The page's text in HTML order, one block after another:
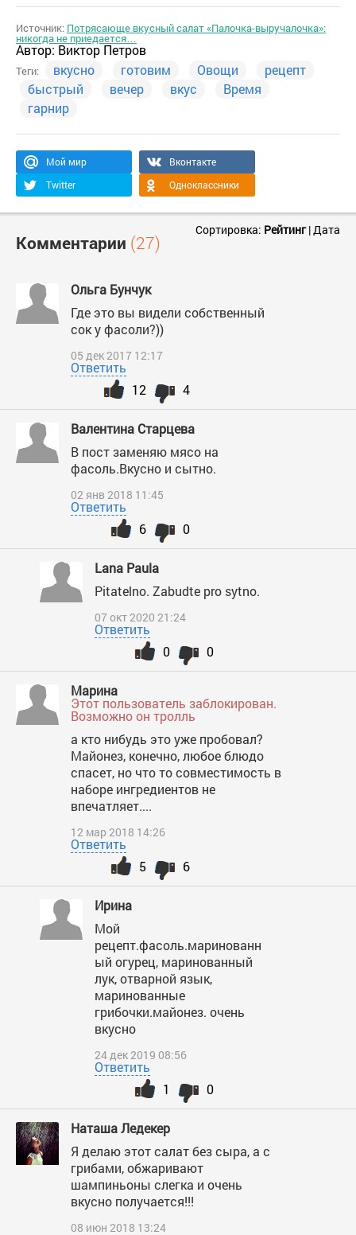
Источник: Потрясающе вкусный салат «Палочка-выручалочка»:
никогда не приедается…
Автор: Виктор Петров
Теги: вкусно готовим Овощи
рецепт
быстрый
вечер вкус
Время
гарнир
Мой мир
Вконтакте
Twitter
Одноклассники
Комментарии (27)
Сортировка: Рейтинг|Дата
Ольга Бунчук
Где это вы видели собственный
сок у фасоли?))
05 дек 2017 12:17
Ответить
4
12
Валентина Старцева
В пост заменяю мясо на
фасоль.Вкусно и сытно.
02 янв 2018 11:45
Ответить
0
6
Lana Paula
Pitatelno. Zabudte pro sytno.
07 окт 2020 21:24
Ответить
0
0
Марина
Этот пользователь заблокирован.
Возможно он тролль
а кто нибудь это уже пробовал?
Майонез, конечно, любое блюдо
спасет, но что то совместимость в
наборе ингредиентов не
впечатляет....
12 мар 2018 14:26
Ответить
6
5
Ирина
Мой
рецепт.фасоль.маринованн
ый огурец, маринованный
лук, отварной язык,
маринованные
грибочки.майонез. очень
вкусно
24 дек 2019 08:56
Ответить
0
1
Наташа Ледекер
Я делаю этот салат без сыра, а с
грибами, обжаривают
шампиньоны слегка и очень
вкусно получается!!!
08 июн 2018 13:24